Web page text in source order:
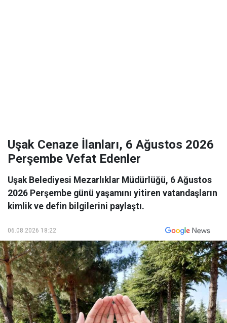
Uşak Cenaze İlanları, 6 Ağustos 2026
Perşembe Vefat Edenler
Uşak Belediyesi Mezarlıklar Müdürlüğü, 6 Ağustos
2026 Perşembe günü yaşamını yitiren vatandaşların
kimlik ve defin bilgilerini paylaştı.
06.08.2026 18:22